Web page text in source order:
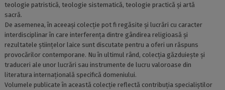
teologie patristică, teologie sistematică, teologie practică şi artă
sacră.
De asemenea, în aceeaşi colecţie pot fi regăsite şi lucrări cu caracter
interdisciplinar în care interferenţa dintre gândirea religioasă şi
rezultatele ştiinţelor laice sunt discutate pentru a oferi un răspuns
provocărilor contemporane. Nu în ultimul rând, colecţia găzduieşte şi
traduceri ale unor lucrări sau instrumente de lucru valoroase din
literatura internaţională specifică domeniului.
Volumele publicate în această colecţie reflectă contribuţia specialiştilor